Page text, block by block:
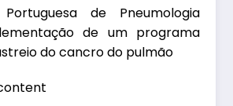
Portuguesa de Pneumologia
de um programa
do cancro do pulmão